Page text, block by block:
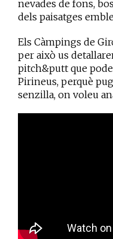
nevades de fons,
dels paisatges
Els Càmpings de
per això us
pitch&putt que
Pirineus, perquè
senzilla, on voleu